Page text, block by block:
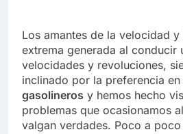
Los amantes de la velocidad y
extrema generada al conducir
velocidades y revoluciones,
inclinado por la preferencia en
gasolineros y hemos hecho
problemas que ocasionamos
valgan verdades. Poco a